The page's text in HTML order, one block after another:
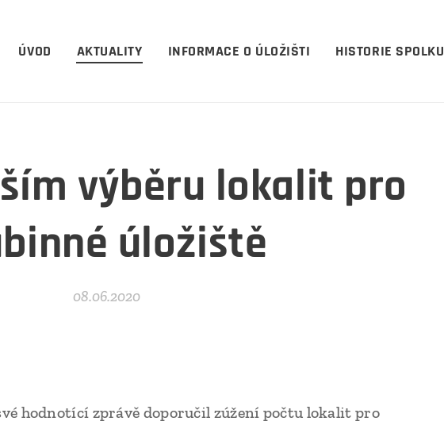
ÚVOD AKTUALITY INFORMACE O ÚLOŽIŠTI HISTORIE SPOLKU
výběru lokalit pro
úložiště
08.06.2020
hodnotící zprávě doporučil zúžení počtu lokalit pro